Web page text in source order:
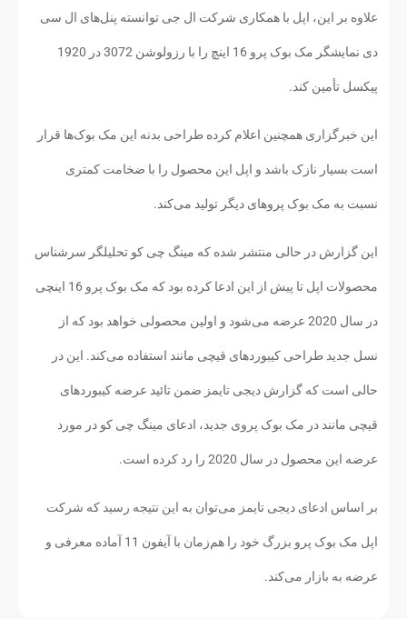
علاوه بر این، اپل با همکاری شرکت ال جی توانسته پنل‌های ال سی
دی نمایشگر مک بوک پرو 16 اینچ را با رزولوشن 3072 در 1920
پیکسل تأمین کند.
این خبرگزاری همچنین اعلام کرده طراحی بدنه این مک بوک‌ها قرار
است بسیار نازک باشد و اپل این محصول را با ضخامت کمتری
نسبت به مک بوک پروهای دیگر تولید می‌کند.
این گزارش در حالی منتشر شده که مینگ چی کو تحلیلگر سرشناس
محصولات اپل تا پیش از این ادعا کرده بود که مک بوک پرو 16 اینچی
در سال 2020 عرضه می‌شود و اولین محصولی خواهد بود که از
نسل جدید طراحی کیبوردهای قیچی مانند استفاده می‌کند. این در
حالی است که گزارش دیجی تایمز ضمن تائید عرضه کیبوردهای
قیچی مانند در مک بوک پروی جدید، ادعای مینگ چی کو در مورد
عرضه این محصول در سال 2020 را رد کرده است.
بر اساس ادعای دیجی تایمز می‌توان به این نتیجه رسید که شرکت
اپل مک بوک پرو بزرگ خود را هم‌زمان با آیفون 11 آماده معرفی و
عرضه به بازار می‌کند.